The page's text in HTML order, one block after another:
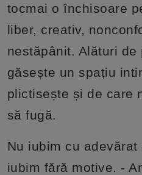
tocmai o închisoare
liber, creativ,
nestăpânit. Alături de
găsește un spațiu
plictisește și de care
să fugă.
Nu iubim cu
iubim fără motive. -